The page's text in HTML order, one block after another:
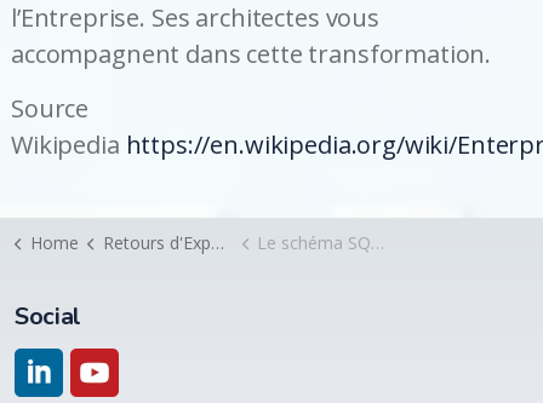
l’Entreprise. Ses architectes vous
accompagnent dans cette transformation.
Source
Wikipedia https://en.wikipedia.org/wiki/
Home Retours d'Expérience Le schéma SQL est-il le bon niveau pour gouverner la transformation Data de l’Entreprise?
Social